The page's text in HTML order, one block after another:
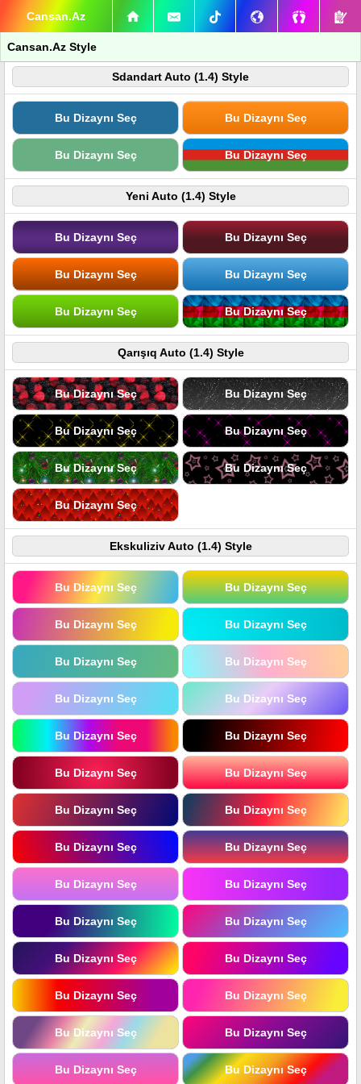
Cansan.Az
Cansan.Az Style
Sdandart Auto (1.4) Style
Bu Dizaynı Seç Bu Dizaynı Seç
Bu Dizaynı Seç Bu Dizaynı Seç
Yeni Auto (1.4) Style
Bu Dizaynı Seç Bu Dizaynı Seç
Bu Dizaynı Seç Bu Dizaynı Seç
Bu Dizaynı Seç Bu Dizaynı Seç
Qarışıq Auto (1.4) Style
Bu Dizaynı Seç Bu Dizaynı Seç
Bu Dizaynı Seç Bu Dizaynı Seç
Bu Dizaynı Seç Bu Dizaynı Seç
Bu Dizaynı Seç
Ekskuliziv Auto (1.4) Style
Bu Dizaynı Seç Bu Dizaynı Seç
Bu Dizaynı Seç Bu Dizaynı Seç
Bu Dizaynı Seç Bu Dizaynı Seç
Bu Dizaynı Seç Bu Dizaynı Seç
Bu Dizaynı Seç Bu Dizaynı Seç
Bu Dizaynı Seç Bu Dizaynı Seç
Bu Dizaynı Seç Bu Dizaynı Seç
Bu Dizaynı Seç Bu Dizaynı Seç
Bu Dizaynı Seç Bu Dizaynı Seç
Bu Dizaynı Seç Bu Dizaynı Seç
Bu Dizaynı Seç Bu Dizaynı Seç
Bu Dizaynı Seç Bu Dizaynı Seç
Bu Dizaynı Seç Bu Dizaynı Seç
Bu Dizaynı Seç Bu Dizaynı Seç